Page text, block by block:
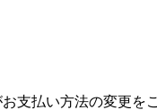
支払い方法の変更を